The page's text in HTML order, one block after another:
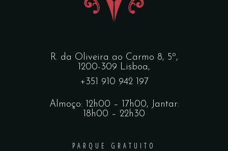
R. da Oliveira ao Carmo 8, 5º,
1200-309 Lisboa,
+351 910 942 197
Almoço: 12h00 – 17h00, Jantar:
18h00 – 22h30
PARQUE GRATUITO